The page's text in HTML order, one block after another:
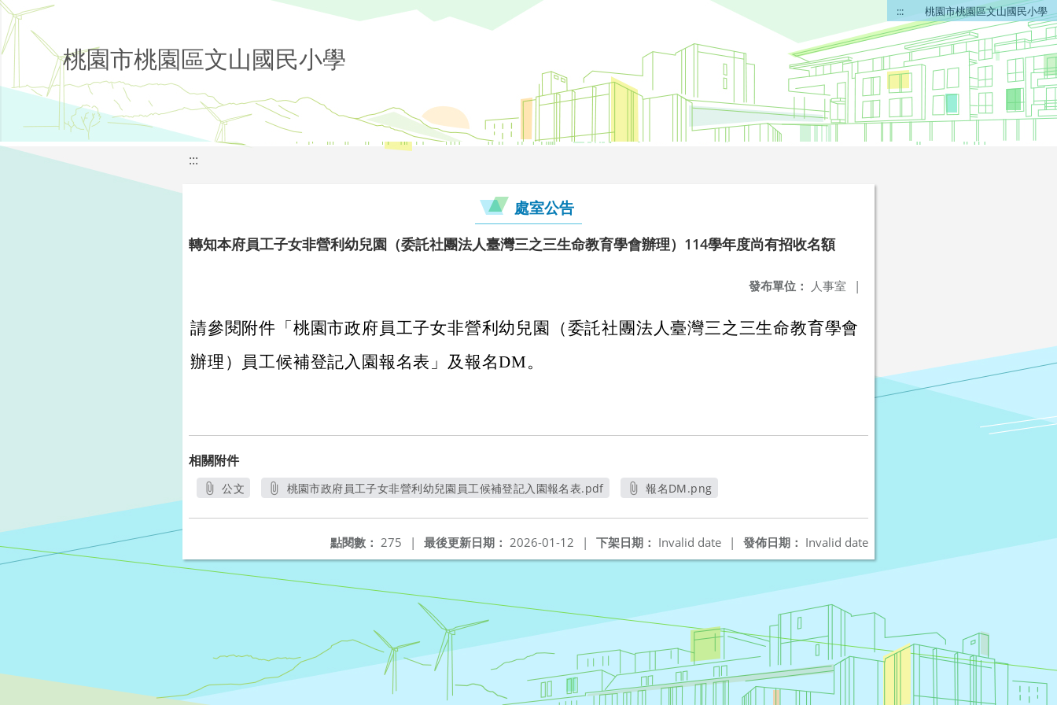
::: 桃園市桃園區文山國民小學
桃園市桃園區文山國民小學
:::
處室公告
轉知本府員工子女非營利幼兒園（委託社團法人臺灣三之三生命教育學會辦理）114學年度尚有招收名額
發布單位： 人事室 |
請參閱附件「桃園市政府員工子女非營利幼兒園（委託社團法人臺灣三之三生命教育學會
辦理）員工候補登記入園報名表」及報名DM。
相關附件
公文
桃園市政府員工子女非營利幼兒園員工候補登記入園報名表.pdf
報名DM.png
發佈日期： Invalid date
下架日期： Invalid date |
最後更新日期： 2026-01-12 |
點閱數： 275 |